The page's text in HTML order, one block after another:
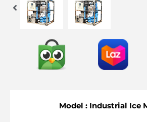
Model : Industrial Ice